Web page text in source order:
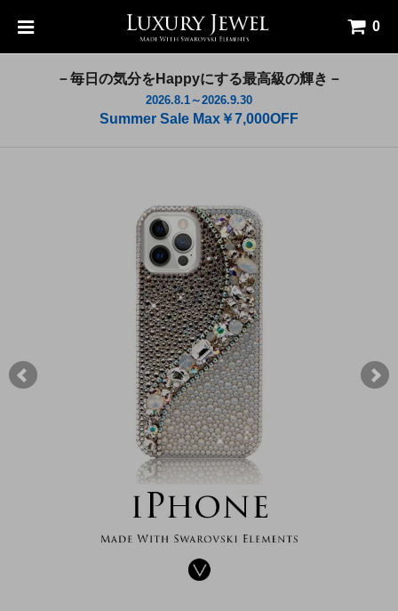
0
－毎日の気分をHappyにする最高級の輝き－
2026.8.1～2026.9.30
Summer Sale Max￥7,000OFF